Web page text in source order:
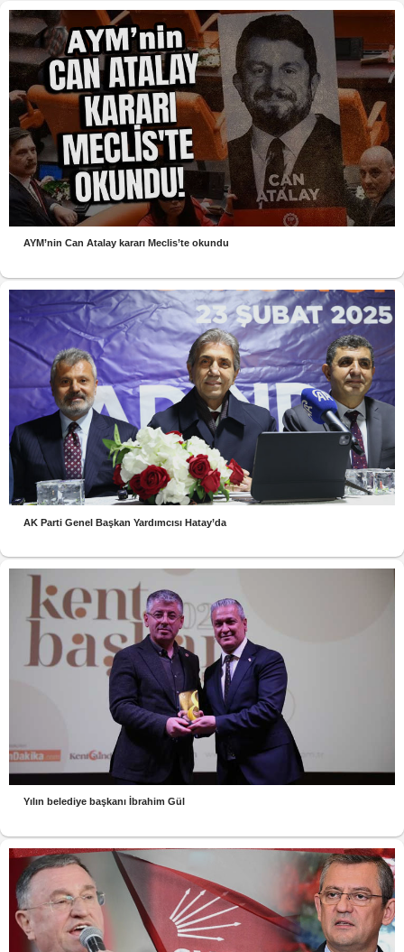
AYM’nin Can Atalay kararı Meclis’te okundu
AK Parti Genel Başkan Yardımcısı Hatay’da
Yılın belediye başkanı İbrahim Gül